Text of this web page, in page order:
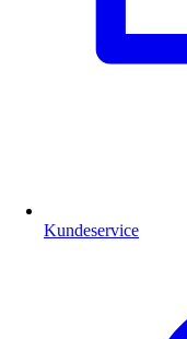
Kundeservice